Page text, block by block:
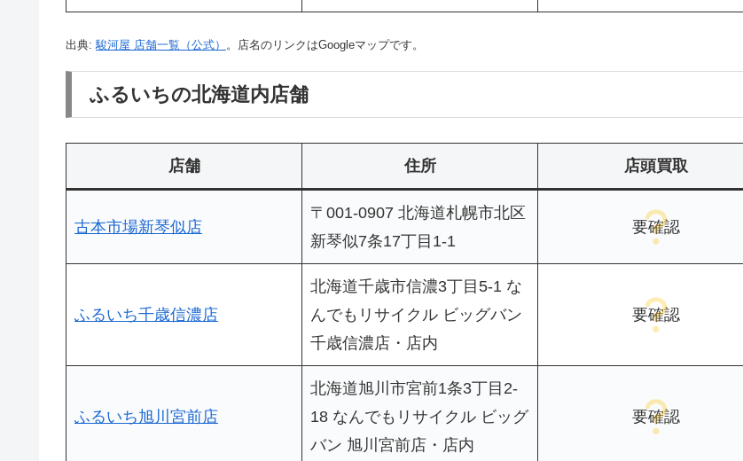
出典:駿河屋 店舗一覧（公式） 。店名のリンクはGoogleマップです。
ふるいちの北海道内店舗
店舗 住所 店頭買取
古本市場新琴似店
〒001-0907 北海道札幌市北区
新琴似7条17丁目1-1
要確認
ふるいち千歳信濃店
北海道千歳市信濃3丁目5-1 な
んでもリサイクル ビッグバン
千歳信濃店・店内
要確認
ふるいち旭川宮前店
北海道旭川市宮前1条3丁目2-
18 なんでもリサイクル ビッグ
バン 旭川宮前店・店内
要確認